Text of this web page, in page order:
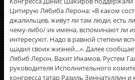
Цитирую Лябиба Лерона: «В каком
джалильцев, живут ли там люди, есть
чему-либо/ их имена, вспоминают ли
интересуют. Надо в равной степени
щадил своих жизней…». Далее
Лябиб Лерон, Вахит Имамов, Рустем
руководителя Исполнительного
конгресса татар Разиль Зиннатуллин и